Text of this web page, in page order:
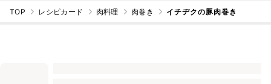
TOP レシピカード 肉料理 肉巻き イチヂクの豚肉巻き